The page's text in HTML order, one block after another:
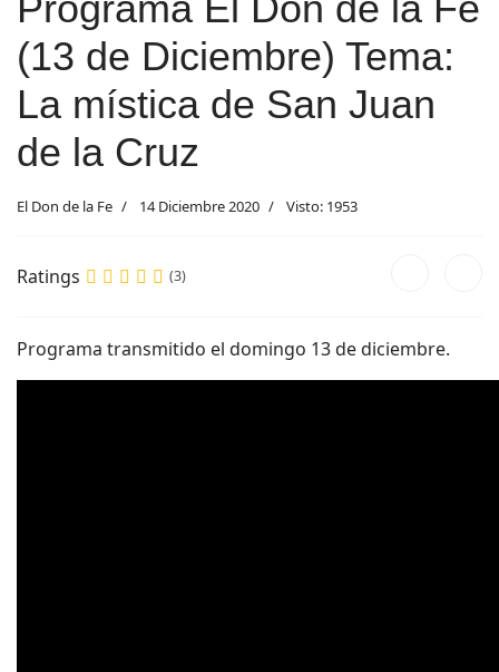
(13 de Diciembre) Tema:
La mística de San Juan
de la Cruz
El Don de la Fe 14 Diciembre 2020 Visto: 1953
Ratings (3)
Programa transmitido el domingo 13 de diciembre.